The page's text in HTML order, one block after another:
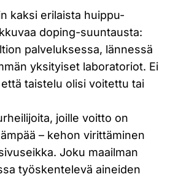
kaksi erilaista huippu-
doping-suuntausta:
palveluksessa, lännessä
yksityiset laboratoriot. Ei
taistelu olisi voitettu tai
joille voitto on
– kehon virittäminen
Joku maailman
työskentelevä aineiden